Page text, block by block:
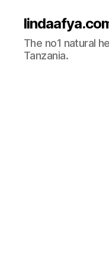
The no1 natural
Tanzania.